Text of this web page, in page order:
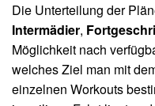
Die Unterteilung der
Intermädier,
Möglichkeit nach
welches Ziel man mit
einzelnen Workouts